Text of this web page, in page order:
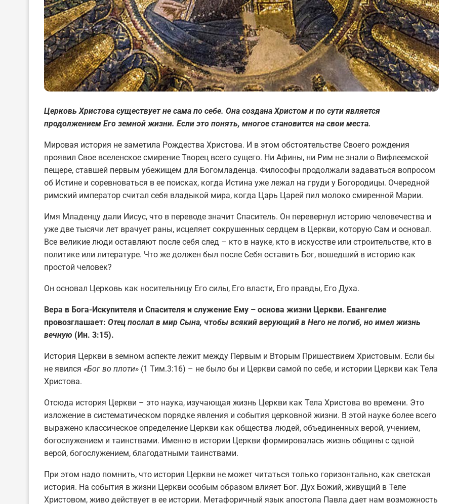
Церковь Христова существует не сама по себе. Она создана Христом и по сути является
продолжением Его земной жизни. Если это понять, многое становится на свои места.
Мировая история не заметила Рождества Христова. И в этом обстоятельстве Своего рождения
проявил Свое вселенское смирение Творец всего сущего. Ни Афины, ни Рим не знали о Вифлеемской
пещере, ставшей первым убежищем для Богомладенца. Философы продолжали задаваться вопросом
об Истине и соревноваться в ее поисках, когда Истина уже лежал на груди у Богородицы. Очередной
римский император считал себя владыкой мира, когда Царь Царей пил молоко смиренной Марии.
Имя Младенцу дали Иисус, что в переводе значит Спаситель. Он перевернул историю человечества и
уже две тысячи лет врачует раны, исцеляет сокрушенных сердцем в Церкви, которую Сам и основал.
Все великие люди оставляют после себя след – кто в науке, кто в искусстве или строительстве, кто в
политике или литературе. Что же должен был после Себя оставить Бог, вошедший в историю как
простой человек?
Он основал Церковь как носительницу Его силы, Его власти, Его правды, Его Духа.
Вера в Бога-Искупителя и Спасителя и служение Ему – основа жизни Церкви. Евангелие
провозглашает: Отец послал в мир Сына, чтобы всякий верующий в Него не погиб, но имел жизнь
вечную (Ин. 3:15).
История Церкви в земном аспекте лежит между Первым и Вторым Пришествием Христовым. Если бы
не явился «Бог во плоти» (1 Тим.3:16) – не было бы и Церкви самой по себе, и истории Церкви как Тела
Христова.
Отсюда история Церкви – это наука, изучающая жизнь Церкви как Тела Христова во времени. Это
изложение в систематическом порядке явления и события церковной жизни. В этой науке более всего
выражено классическое определение Церкви как общества людей, объединенных верой, учением,
богослужением и таинствами. Именно в истории Церкви формировалась жизнь общины с одной
верой, богослужением, благодатными таинствами.
При этом надо помнить, что история Церкви не может читаться только горизонтально, как светская
история. На события в жизни Церкви особым образом влияет Бог. Дух Божий, живущий в Теле
Христовом, живо действует в ее истории. Метафоричный язык апостола Павла дает нам возможность